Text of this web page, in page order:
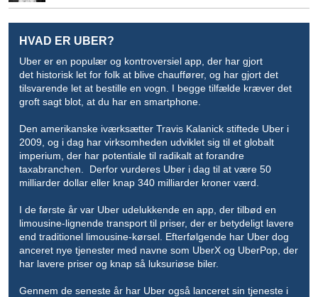
HVAD ER UBER?
Uber er en populær og kontroversiel app, der har gjort
det historisk let for folk at blive chauffører, og har gjort det
tilsvarende let at bestille en vogn. I begge tilfælde kræver det
groft sagt blot, at du har en smartphone.
Den amerikanske iværksætter Travis Kalanick stiftede Uber i
2009, og i dag har virksomheden udviklet sig til et globalt
imperium, der har potentiale til radikalt at forandre
taxabranchen. Derfor vurderes Uber i dag til at være 50
milliarder dollar eller knap 340 milliarder kroner værd.
I de første år var Uber udelukkende en app, der tilbød en
limousine-lignende transport til priser, der er betydeligt lavere
end traditionel limousine-kørsel. Efterfølgende har Uber dog
anceret nye tjenester med navne som UberX og UberPop, der
har lavere priser og knap så luksuriøse biler.
Gennem de seneste år har Uber også lanceret sin tjeneste i